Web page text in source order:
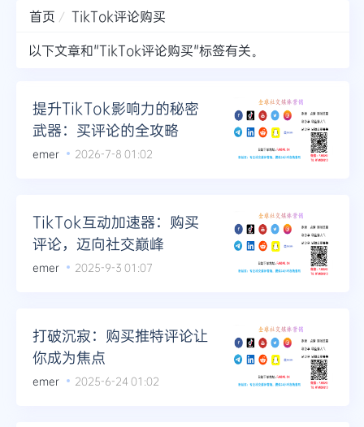
Telegram
更多
首页
TikTok评论购买
以下文章和"TikTok评论购买"标签有关。
提升TikTok影响力的秘密
武器：买评论的全攻略
emer 2026-7-8 01:02
TikTok互动加速器：购买
评论，迈向社交巅峰
emer 2025-9-3 01:07
打破沉寂：购买推特评论让
你成为焦点
emer 2025-6-24 01:02